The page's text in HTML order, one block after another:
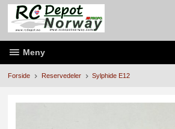
Gå
innholdet
Meny
Forside Reservedeler Sylphide E12